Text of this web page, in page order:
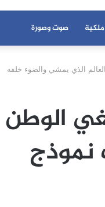
صوت وصورة
الذي يمشي والضوء خلفه
الوطن
نموذج